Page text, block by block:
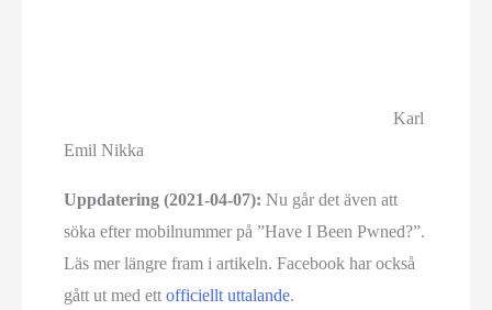
Karl
Emil Nikka
Uppdatering (2021-04-07): Nu går det även att
söka efter mobilnummer på ”Have I Been Pwned?”.
Läs mer längre fram i artikeln. Facebook har också
gått ut med ettofficiellt uttalande.